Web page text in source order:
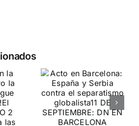
en
y
el
contra la
invasión
migratoria
y el gran